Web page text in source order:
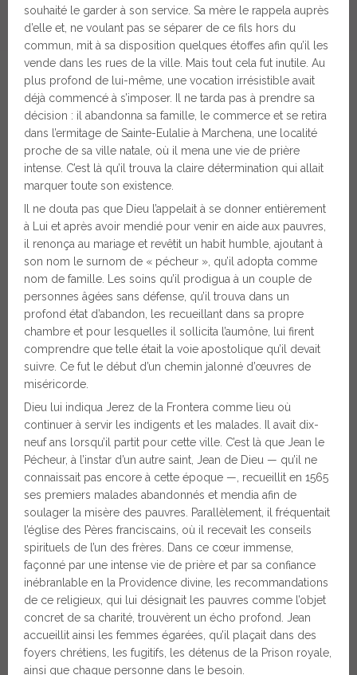
souhaité le garder à son service. Sa mère le rappela auprès
d’elle et, ne voulant pas se séparer de ce fils hors du
commun, mit à sa disposition quelques étoffes afin qu’il les
vende dans les rues de la ville. Mais tout cela fut inutile. Au
plus profond de lui-même, une vocation irrésistible avait
déjà commencé à s’imposer. Il ne tarda pas à prendre sa
décision : il abandonna sa famille, le commerce et se retira
dans l’ermitage de Sainte-Eulalie à Marchena, une localité
proche de sa ville natale, où il mena une vie de prière
intense. C’est là qu’il trouva la claire détermination qui allait
marquer toute son existence.
Il ne douta pas que Dieu l’appelait à se donner entièrement
à Lui et après avoir mendié pour venir en aide aux pauvres,
il renonça au mariage et revêtit un habit humble, ajoutant à
son nom le surnom de « pécheur », qu’il adopta comme
nom de famille. Les soins qu’il prodigua à un couple de
personnes âgées sans défense, qu’il trouva dans un
profond état d’abandon, les recueillant dans sa propre
chambre et pour lesquelles il sollicita l’aumône, lui firent
comprendre que telle était la voie apostolique qu’il devait
suivre. Ce fut le début d’un chemin jalonné d’œuvres de
miséricorde.
Dieu lui indiqua Jerez de la Frontera comme lieu où
continuer à servir les indigents et les malades. Il avait dix-
neuf ans lorsqu’il partit pour cette ville. C’est là que Jean le
Pécheur, à l’instar d’un autre saint, Jean de Dieu — qu’il ne
connaissait pas encore à cette époque —, recueillit en 1565
ses premiers malades abandonnés et mendia afin de
soulager la misère des pauvres. Parallèlement, il fréquentait
l’église des Pères franciscains, où il recevait les conseils
spirituels de l’un des frères. Dans ce cœur immense,
façonné par une intense vie de prière et par sa confiance
inébranlable en la Providence divine, les recommandations
de ce religieux, qui lui désignait les pauvres comme l’objet
concret de sa charité, trouvèrent un écho profond. Jean
accueillit ainsi les femmes égarées, qu’il plaçait dans des
foyers chrétiens, les fugitifs, les détenus de la Prison royale,
ainsi que chaque personne dans le besoin.